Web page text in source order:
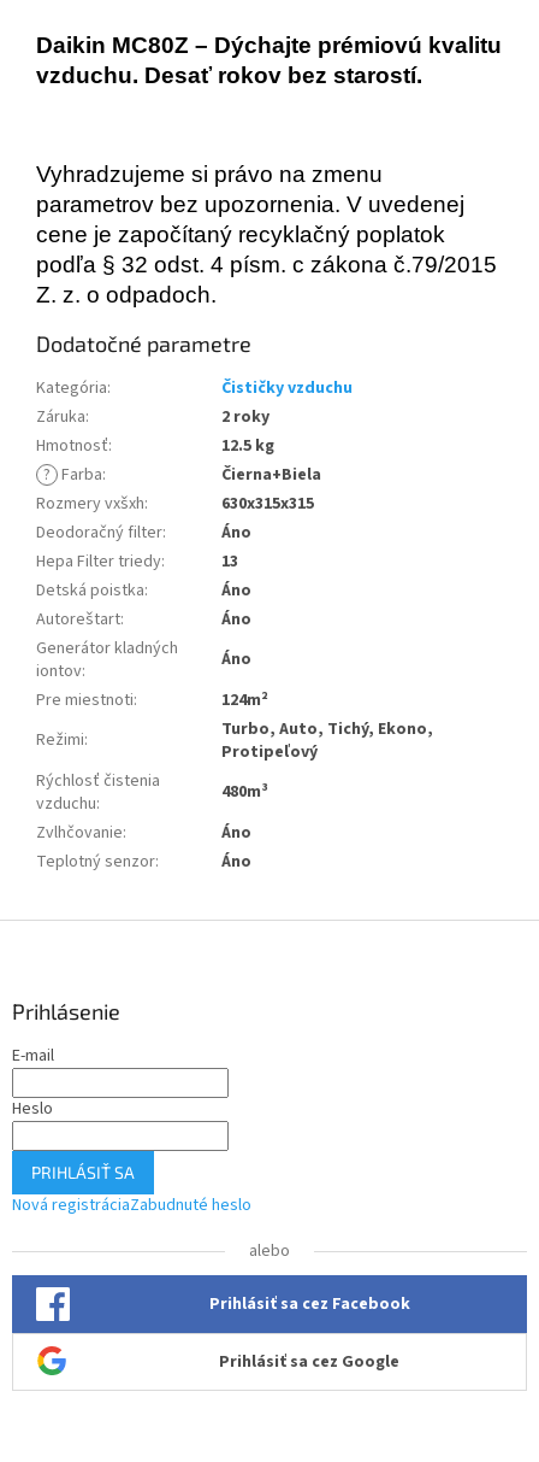
Daikin MC80Z – Dýchajte prémiovú kvalitu
vzduchu. Desať rokov bez starostí.
Vyhradzujeme si právo na zmenu
parametrov bez upozornenia. V uvedenej
cene je započítaný recyklačný poplatok
podľa § 32 odst. 4 písm. c zákona č.79/2015
Z. z. o odpadoch.
Dodatočné parametre
Kategória:
Čističky vzduchu
Záruka:
2 roky
Hmotnosť:
12.5 kg
? Farba:
Čierna+Biela
Rozmery vxšxh:
630x315x315
Deodoračný filter:
Áno
Hepa Filter triedy:
13
Detská poistka:
Áno
Autoreštart:
Áno
Generátor kladných
iontov:
Áno
Pre miestnoti:
124m²
Režimi:
Turbo, Auto, Tichý, Ekono,
Protipeľový
Rýchlosť čistenia
vzduchu:
480m³
Zvlhčovanie:
Áno
Teplotný senzor: Áno
Prihlásenie
E-mail
Heslo
PRIHLÁSIŤ SA
Nová registráciaZabudnuté heslo
alebo
Prihlásiť sa cez Facebook
Prihlásiť sa cez Google